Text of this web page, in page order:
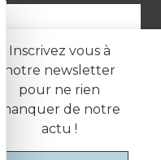
Inscrivez vous à
notre newsletter
pour ne rien
manquer de notre
actu !
confidentialité